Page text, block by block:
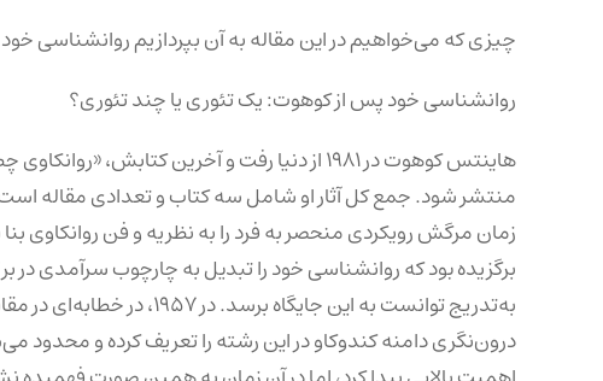
چیزی که می‌خواهیم در این مقاله به آن بپردازیم روانشناسی
روانشناسی خود پس از کوهوت: یک تئوری یا چند تئوری؟
هاینتس کوهوت در ۱۹۸۱ از دنیا رفت و آخرین
منتشر شود. جمع کل آثار او شامل سه کتاب و تعدادی مقاله است
زمان مرگش رویکردی منحصر به فرد را به نظریه و فن روانکاوی
برگزیده بود که روانشناسی خود را تبدیل به چارچوب سرآمدی در
به‌تدریج توانست به این
درون‌نگری دامنه کندوکاو در این رشته را تعریف کرده و محدود